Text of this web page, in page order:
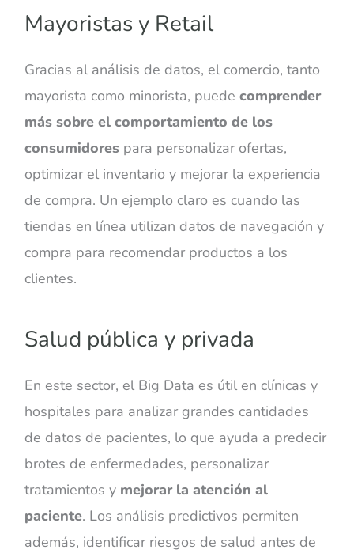
Mayoristas y Retail
Gracias al análisis de datos, el comercio, tanto
mayorista como minorista, puedecomprender
más sobre el comportamiento de los
consumidores para personalizar ofertas,
optimizar el inventario y mejorar la experiencia
de compra. Un ejemplo claro es cuando las
tiendas en línea utilizan datos de navegación y
compra para recomendar productos a los
clientes.
Salud pública y privada
En este sector, el Big Data es útil en clínicas y
hospitales para analizar grandes cantidades
de datos de pacientes, lo que ayuda a predecir
brotes de enfermedades, personalizar
tratamientos y mejorar la atención al
paciente. Los análisis predictivos permiten
además, identificar riesgos de salud antes de